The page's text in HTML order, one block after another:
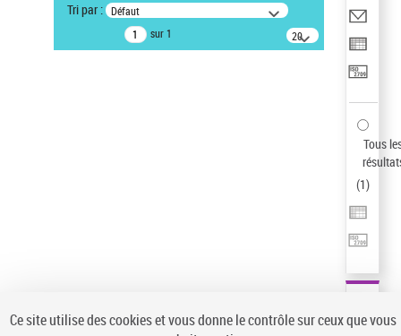
Type de notice d'autorité
Tri par : Défaut
sur 1
20
résultats/page
Tous
(1)
Ce site utilise des cookies et vous donne le contrôle sur ceux que vous